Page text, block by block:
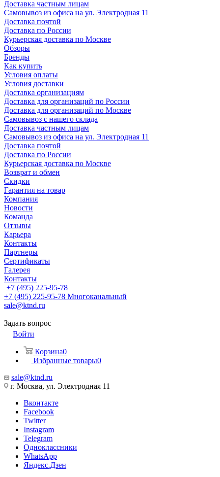
Доставка частным лицам
Самовывоз из офиса на ул. Электродная 11
Доставка почтой
Доставка по России
Курьерская доставка по Москве
Обзоры
Бренды
Как купить
Условия оплаты
Условия доставки
Доставка организациям
Доставка для организаций по России
Доставка для организаций по Москве
Самовывоз с нашего склада
Доставка частным лицам
Самовывоз из офиса на ул. Электродная 11
Доставка почтой
Доставка по России
Курьерская доставка по Москве
Возврат и обмен
Скидки
Гарантия на товар
Компания
Новости
Команда
Отзывы
Карьера
Контакты
Партнеры
Сертификаты
Галерея
Контакты
+7 (495) 225-95-78
+7 (495) 225-95-78 Многоканальный
sale@ktnd.ru
Задать вопрос
Войти
Корзина0
Избранные товары0
sale@ktnd.ru
г. Москва, ул. Электродная 11
Вконтакте
Facebook
Twitter
Instagram
Telegram
Одноклассники
WhatsApp
Яндекс.Дзен